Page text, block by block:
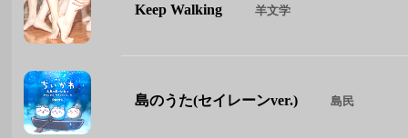
Keep Walking 羊文学
島のうた(セイレーンver.) 島民